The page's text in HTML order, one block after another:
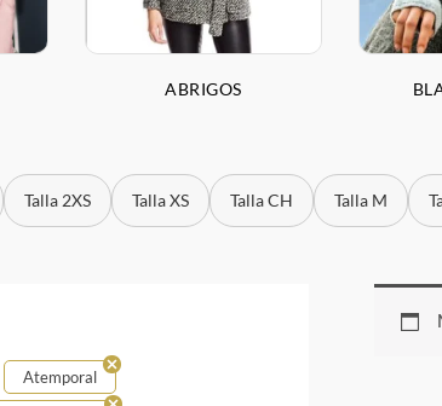
ABRIGOS
Talla 2XS Talla XS Talla CH Talla M Talla
Atemporal
No